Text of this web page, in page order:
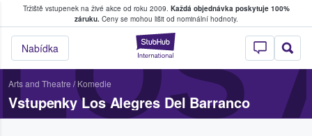
Tržiště vstupenek na živé akce od roku 2009. Každá objednávka poskytuje 100%
záruku.Ceny se mohou lišit od nominální hodnoty.
StubHub –
Nabídka
kde fanoušci kupují a prodávají vstupenky
Arts and Theatre / Komedie
Vstupenky Los Alegres Del Barranco